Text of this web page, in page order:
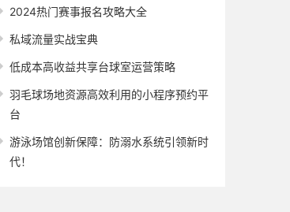
2024热门赛事报名攻略大全
私域流量实战宝典
低成本高收益共享台球室运营策略
羽毛球场地资源高效利用的小程序预约平
台
游泳场馆创新保障：防溺水系统引领新时
代！